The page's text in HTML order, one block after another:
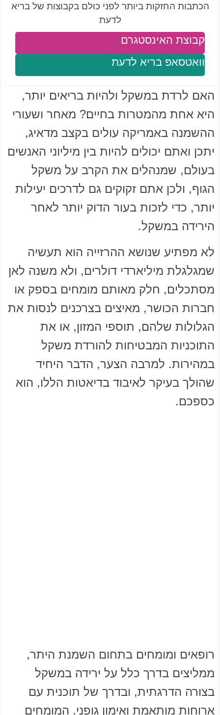
הכתבות החזקות ביותר לפני כולם בקבוצות של בריא
לדעת
וואטסאפ בריא לדעת
קבוצת האינסטגרם
האם לרדת במשקל ולהיות בריאים יותר,
היא אחת מהמטרות בחיים? מאחר ושעורי
ההשמנה באמריקה עולים בקצב מדאיג,
יתכן ואתם יכולים להיות בין מיליוני האנשים
בעולם, שמנהלים את הקרב על משקל
הגוף, ולכן אתם זקוקים גם לדרכים יעילות
יותר, כדי לזכות בעור הדוק יותר לאחר
הירידה במשקל.
לא מפתיע שנושא ההרזייה הוא תעשיה
שמגלגלת מיליארדי דולרים, ולא משנה לאן
מסתכלים, חלק מאותם מומחים בספק או
חברות הכושר, מאיצים בצרכנים לנסות את
הגלולות שלהם, תוספי המזון, או את
התוכניות המבטיחות להורדת משקל
במהירות. למרבה הצער, הדבר היחיד
שהולך בעיקר לאיבוד בדיאטות הללו, הוא
כספכם.
רופאים ומומחים בתחום השמנת היתר,
ממליצים בדרך כלל על ירידה במשקל
בצורה הדרגתית, ובדרך של תוכנית עם
ארוחות מותאמת ואימון גופני. המומחים